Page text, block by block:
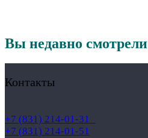
Вы недавно смотрели
Контакты
+7 (831) 214-01-31
+7 (831) 214-01-51